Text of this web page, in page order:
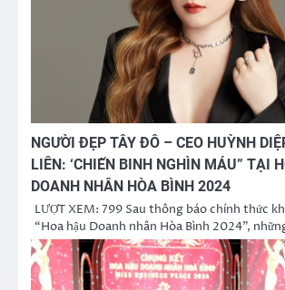
NGƯỜI ĐẸP TÂY ĐÔ – CEO HUỲNH
LIÊN: ‘CHIẾN BINH NGHÌN MÁU” TẠI
DOANH NHÂN HÒA BÌNH 2024
LƯỢT XEM: 799 Sau thông báo chính thức
“Hoa hậu Doanh nhân Hòa Bình 2024”,